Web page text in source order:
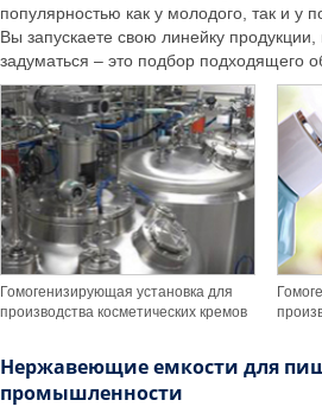
популярностью как у молодого, так и у
Вы запускаете свою линейку
задуматься – это подбор подходящего
Гомогенизирующая установка для
производства косметических кремов
Нержавеющие емкости для
промышленности